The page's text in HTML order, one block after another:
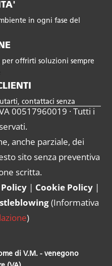
in ogni fase del
per offrirti soluzioni sempre
contattaci senza
00517960019 · Tutti i
anche parziale, dei
sito senza preventiva
scritta.
| Cookie Policy|
(Informativa
)
di V.M. - venegono